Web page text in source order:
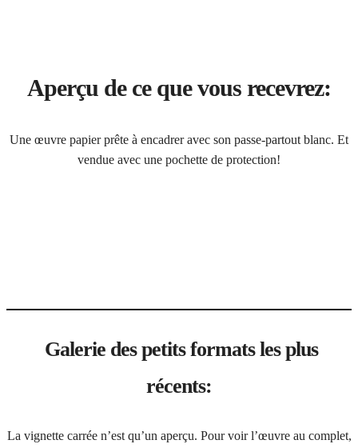
Aperçu de ce que vous recevrez:
Une œuvre papier prête à encadrer avec son passe-partout blanc. Et
vendue avec une pochette de protection!
Galerie des petits formats les plus
récents:
La vignette carrée n’est qu’un aperçu. Pour voir l’œuvre au complet,